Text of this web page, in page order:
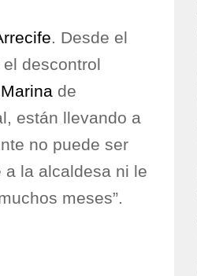
. Desde el
descontrol
Marina de
están llevando a
no puede ser
a la alcaldesa ni le
meses”.